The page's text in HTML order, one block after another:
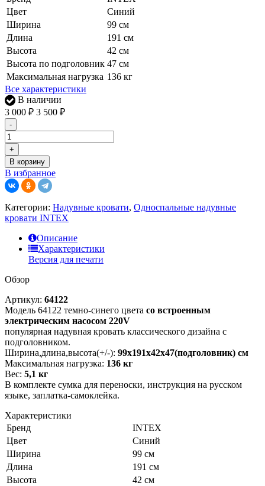
Цвет
Синий
Ширина
99 см
Длина
191 см
Высота
42 см
Высота по подголовник 47 см
Максимальная нагрузка 136 кг
Все характеристики
В наличии
3 000 ₽ 3 500 ₽
-
+
В корзину
В избранное
Категории: Надувные кровати, Односпальные надувные
кровати INTEX
Описание
Характеристики
Версия для печати
Обзор
Артикул: 64122
Модель 64122 темно-синего цвета со встроенным
электрическим насосом 220V
популярная надувная кровать классического дизайна с
подголовником.
Ширина,длина,высота(+/-): 99х191х42х47(подголовник) см
Максимальная нагрузка: 136 кг
Вес: 5,1 кг
В комплекте сумка для переноски, инструкция на русском
языке, заплатка-самоклейка.
Характеристики
Бренд
INTEX
Цвет
Синий
Ширина
99 см
Длина
191 см
Высота
42 см